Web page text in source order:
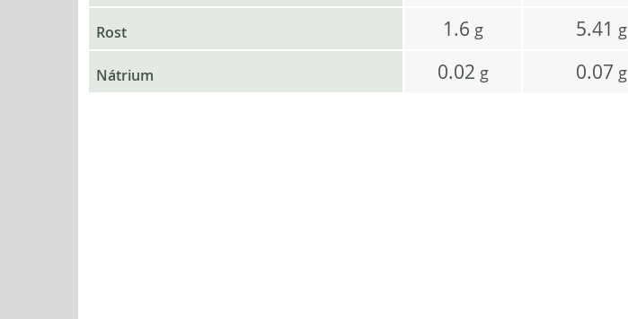
Rost 1.6 g 5.41 g
Nátrium 0.02 g 0.07 g